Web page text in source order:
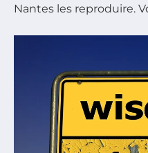
Nantes les reproduire.